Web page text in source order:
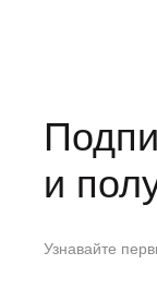
и
Узнавайте